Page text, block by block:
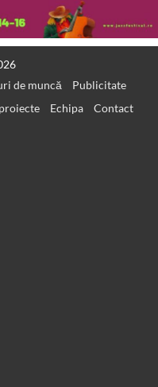
de muncă
Publicitate
Echipa Contact